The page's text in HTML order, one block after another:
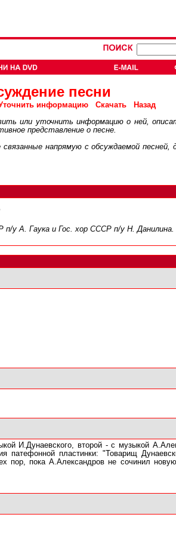
песни
информацию Скачать
Назад
или уточнить информацию о ней,
представление о песне.
связанные напрямую с обсуждаемой
у А. Гаука и Гос. хор СССР п/у Н. Данилина.
И.Дунаевского, второй - с музыкой
патефонной пластинки: "Товарищ
пор, пока А.Александров не сочинил